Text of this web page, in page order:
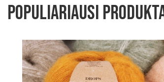
Populiariausi